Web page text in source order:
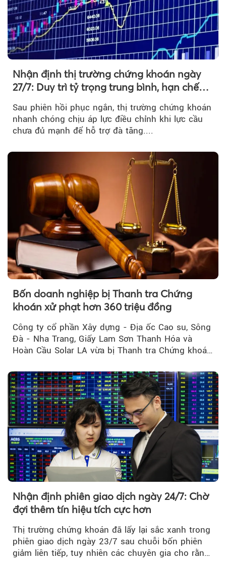
Nhận định thị trường chứng khoán ngày
27/7: Duy trì tỷ trọng trung bình, hạn chế
Sau phiên hồi phục ngắn, thị trường chứng khoán
nhanh chóng chịu áp lực điều chỉnh khi lực cầu
chưa đủ mạnh để hỗ trợ đà tăng....
Bốn doanh nghiệp bị Thanh tra Chứng
khoán xử phạt hơn 360 triệu đồng
Công ty cổ phần Xây dựng - Địa ốc Cao su, Sông
Đà - Nha Trang, Giấy Lam Sơn Thanh Hóa và
Hoàn Cầu Solar LA vừa bị Thanh tra Chứng khoán
do vi phạm quy định về công bố thông tin trên
thị trường chứng khoán.
Nhận định phiên giao dịch ngày 24/7: Chờ
đợi thêm tín hiệu tích cực hơn
Thị trường chứng khoán đã lấy lại sắc xanh trong
phiên giao dịch ngày 23/7 sau chuỗi bốn phiên
giảm liên tiếp, tuy nhiên các chuyên gia cho rằng